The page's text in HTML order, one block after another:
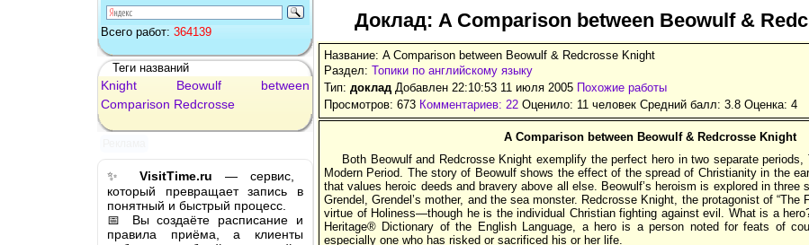
Всего работ: 364139
Теги названий
Knight Beowulf
between
Comparison Redcrosse
✨ VisitTime.ru — сервис,
который превращает запись в
понятный и быстрый процесс.
📅 Вы создаёте расписание и
правила приёма, а клиенты
Доклад: A Comparison between Beowulf &
Название: A Comparison between Beowulf & Redcrosse Knight
Раздел: Топики по английскому языку
Тип: доклад Добавлен 22:10:53 11 июля 2005 Похожие работы
Просмотров: 673 Комментариев: 22 Оценило: 11 человек Средний балл: 3.8 Оценка: 4
A Comparison between Beowulf & Redcrosse Knight
Both Beowulf and Redcrosse Knight exemplify the perfect hero in two separate
Modern Period. The story of Beowulf shows the effect of the spread of Christianity in the
that values heroic deeds and bravery above all else. Beowulf’s heroism is explored in three
Grendel, Grendel’s mother, and the sea monster. Redcrosse Knight, the protagonist of “The
virtue of Holiness—though he is the individual Christian fighting against evil. What is a
Heritage® Dictionary of the English Language, a hero is a person noted for feats of
especially one who has risked or sacrificed his or her life.